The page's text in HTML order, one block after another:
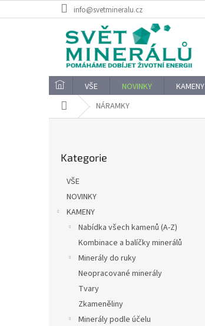
na
info@svetmineralu.cz
VŠE NOVINKY KAMENY
Domů NÁRAMKY
kategorie
Kategorie
VŠE
NOVINKY
KAMENY
Nabídka všech kamenů (A-Z)
Kombinace a balíčky minerálů
Minerály do ruky
Neopracované minerály
Tvary
Zkameněliny
Minerály podle účelu